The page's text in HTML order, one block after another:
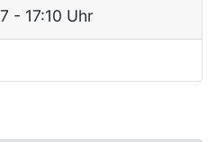
- 17:10 Uhr